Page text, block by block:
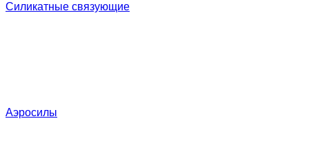
Силикатные связующие
Аэросилы